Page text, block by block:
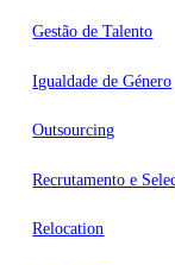
Gestão de Talento
Igualdade de Género
Outsourcing
Recrutamento e
Relocation